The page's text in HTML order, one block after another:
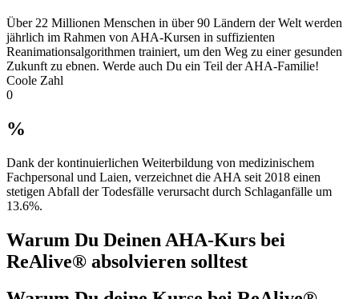
Über 22 Millionen Menschen in über 90 Ländern der Welt werden
jährlich im Rahmen von AHA-Kursen in suffizienten
Reanimationsalgorithmen trainiert, um den Weg zu einer gesunden
Zukunft zu ebnen. Werde auch Du ein Teil der AHA-Familie!
Coole Zahl
0
%
Dank der kontinuierlichen Weiterbildung von medizinischem
Fachpersonal und Laien, verzeichnet die AHA seit 2018 einen
stetigen Abfall der Todesfälle verursacht durch Schlaganfälle um
13.6%.
Warum Du Deinen AHA-Kurs bei
ReAlive® absolvieren solltest